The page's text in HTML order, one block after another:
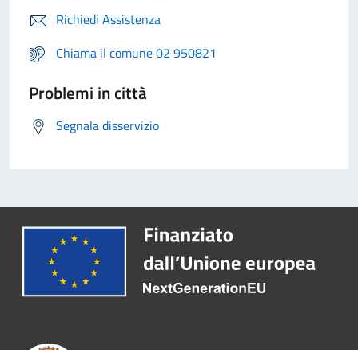
Richiedi Assistenza
Chiama il comune 02 950821
Problemi in città
Segnala disservizio